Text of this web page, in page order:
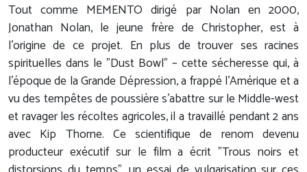
Tout comme MEMENTO dirigé par Nolan en 2000,
Jonathan Nolan, le jeune frère de Christopher, est à
l'origine de ce projet. En plus de trouver ses racines
spirituelles dans le "Dust Bowl" – cette sécheresse qui, à
l'époque de la Grande Dépression, a frappé l'Amérique et a
vu des tempêtes de poussière s'abattre sur le Middle-west
et ravager les récoltes agricoles, il a travaillé pendant 2 ans
avec Kip Thorne. Ce scientifique de renom devenu
producteur exécutif sur le film a écrit "Trous noirs et